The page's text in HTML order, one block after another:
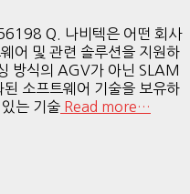
Q. 나비텍은 어떤 회사
어 및 관련 솔루션을 지원하
방식의 AGV가 아닌 SLAM
소프트웨어 기술을 보유하
는 기술 Read more…